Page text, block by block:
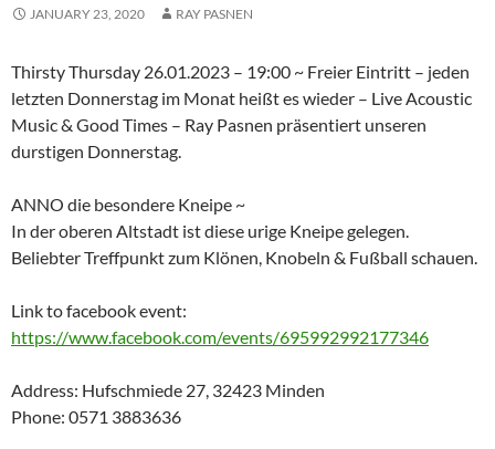
JANUARY 23, 2020 RAY PASNEN
Thirsty Thursday 26.01.2023 – 19:00 ~ Freier Eintritt – jeden
letzten Donnerstag im Monat heißt es wieder – Live Acoustic
Music & Good Times – Ray Pasnen präsentiert unseren
durstigen Donnerstag.
ANNO die besondere Kneipe ~
In der oberen Altstadt ist diese urige Kneipe gelegen.
Beliebter Treffpunkt zum Klönen, Knobeln & Fußball schauen.
Link to facebook event:
https://www.facebook.com/events/695992992177346
Address: Hufschmiede 27, 32423 Minden
Phone: 0571 3883636